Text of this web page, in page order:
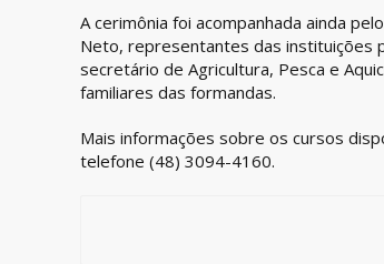
A cerimônia foi acompanhada ainda
Neto, representantes das instituições
secretário de Agricultura, Pesca e
familiares das formandas.
Mais informações sobre os cursos
telefone (48) 3094-4160.